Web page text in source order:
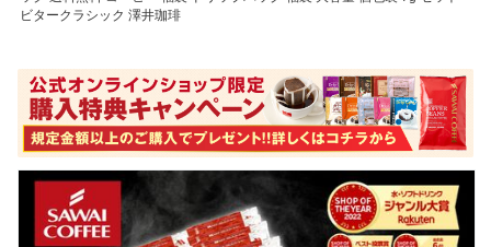
ビタークラシック 澤井珈琲